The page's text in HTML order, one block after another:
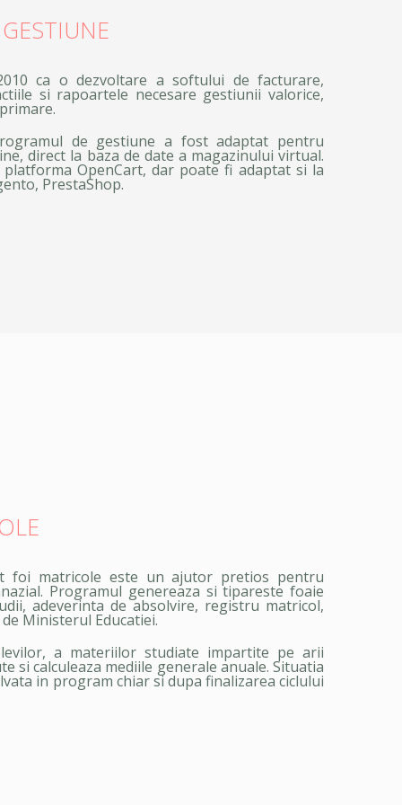
ca o dezvoltare a softului de facturare,
si rapoartele necesare gestiunii valorice,
de gestiune a fost adaptat pentru
direct la baza de date a magazinului virtual.
OpenCart, dar poate fi adaptat si la
PrestaShop.
foi matricole este un ajutor pretios pentru
Programul genereaza si tipareste foaie
adeverinta de absolvire, registru matricol,
Ministerul Educatiei.
a materiilor studiate impartite pe arii
si calculeaza mediile generale anuale. Situatia
in program chiar si dupa finalizarea ciclului